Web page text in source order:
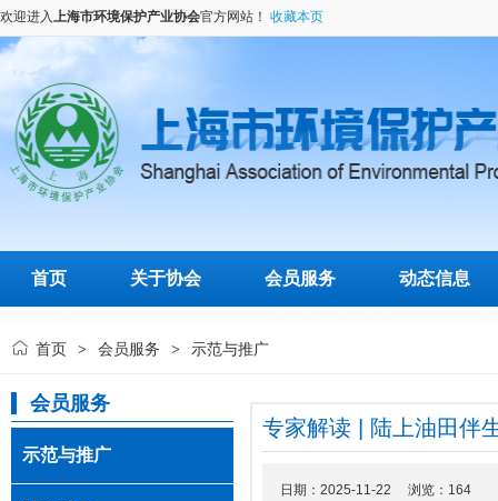
欢迎进入上海市环境保护产业协会官方网站！ 收藏本页
首页 关于协会 会员服务 动态信息
首页 > 会员服务 > 示范与推广
会员服务
示范与推广
专家解读 | 陆上油田伴
日期：2025-11-22 浏览： 164